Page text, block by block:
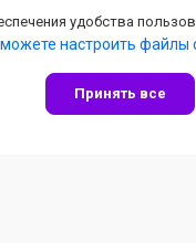
удобства
настроить файлы
Принять все